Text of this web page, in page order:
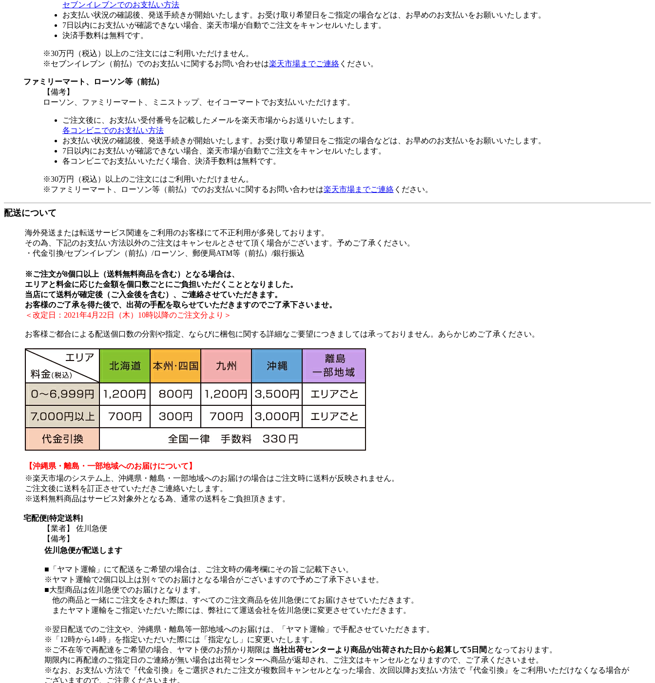
セブンイレブンでのお支払い方法
お支払い状況の確認後、発送手続きが開始いたします。お受け取り希望日をご指定の場合などは、お早めのお支払いをお願いいたします。
7日以内にお支払いが確認できない場合、楽天市場が自動でご注文をキャンセルいたします。
決済手数料は無料です。
※30万円（税込）以上のご注文にはご利用いただけません。
※セブンイレブン（前払）でのお支払いに関するお問い合わせは楽天市場までご連絡 ください。
ファミリーマート、ローソン等（前払）
【備考】
ローソン、ファミリーマート、ミニストップ、セイコーマートでお支払いいただけます。
ご注文後に、お支払い受付番号を記載したメールを楽天市場からお送りいたします。
各コンビニでのお支払い方法
お支払い状況の確認後、発送手続きが開始いたします。お受け取り希望日をご指定の場合などは、お早めのお支払いをお願いいたします。
7日以内にお支払いが確認できない場合、楽天市場が自動でご注文をキャンセルいたします。
各コンビニでお支払いいただく場合、決済手数料は無料です。
※30万円（税込）以上のご注文にはご利用いただけません。
※ファミリーマート、ローソン等（前払）でのお支払いに関するお問い合わせは楽天市場までご連絡 ください。
配送について
海外発送または転送サービス関連をご利用のお客様にて不正利用が多発しております。
その為、下記のお支払い方法以外のご注文はキャンセルとさせて頂く場合がございます。予めご了承ください。
・代金引換/セブンイレブン（前払）/ローソン、郵便局ATM等（前払）/銀行振込
※ご注文が8個口以上（送料無料商品を含む）となる場合は、
エリアと料金に応じた金額を個口数ごとにご負担いただくこととなりました。
当店にて送料が確定後（ご入金後を含む）、ご連絡させていただきます。
お客様のご了承を得た後で、出荷の手配を取らせていただきますのでご了承下さいませ。
＜改定日：2021年4月22日（木）10時以降のご注文分より＞
お客様ご都合による配送個口数の分割や指定、ならびに梱包に関する詳細なご要望につきましては承っておりません。あらかじめご了承ください。
【沖縄県・離島・一部地域へのお届けについて】
※楽天市場のシステム上、沖縄県・離島・一部地域へのお届けの場合はご注文時に送料が反映されません。
ご注文後に送料を訂正させていただきご連絡いたします。
※送料無料商品はサービス対象外となる為、通常の送料をご負担頂きます。
宅配便[特定送料]
【業者】 佐川急便
【備考】
佐川急便が配送します
■「ヤマト運輸」にて配送をご希望の場合は、ご注文時の備考欄にその旨ご記載下さい。
※ヤマト運輸で2個口以上は別々でのお届けとなる場合がございますので予めご了承下さいませ。
■大型商品は佐川急便でのお届けとなります。
他の商品と一緒にご注文をされた際は、すべてのご注文商品を佐川急便にてお届けさせていただきます。
またヤマト運輸をご指定いただいた際には、弊社にて運送会社を佐川急便に変更させていただきます。
※翌日配送でのご注文や、沖縄県・離島等一部地域へのお届けは、「ヤマト運輸」で手配させていただきます。
※「12時から14時」を指定いただいた際には「指定なし」に変更いたします。
※ご不在等で再配達をご希望の場合、ヤマト便のお預かり期限は 当社出荷センターより商品が出荷された日から起算して5日間 となっております。
期限内に再配達のご指定日のご連絡が無い場合は出荷センターへ商品が返却され、ご注文はキャンセルとなりますので、ご了承くださいませ。
※なお、お支払い方法で『代金引換』をご選択されたご注文が複数回キャンセルとなった場合、次回以降お支払い方法で『代金引換』をご利用いただけなくなる場合が
ございますので、ご注意くださいませ。